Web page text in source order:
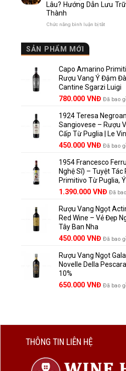
Người
và
chọn
đáng
giá?
au
rượu
vang
Pháp
và
những
yêu
vang
nên
Lâu? Hướng Dẫn Lưu
Thành
Chức năng bình luận bị tắtở
Được
Bao
Lâu?
Hướng
Dẫn
Trữ
Và
Trưởng
Thành
SẢN PHẨM MỚI
Capo Amarino
Rượu Vang Ý Đậm
Cantine Sgarzi Luigi
Giá
là:
858.000 VNĐ.
780.000 VNĐGiá
tại
là:
780.000
Đã bao
1924 Teresa
Sangiovese – Rượu
Cấp Từ Puglia | Le
Giá
là:
495.000 VNĐ.
450.000 VNĐGiá
tại
là:
450.000
Đã bao
1954 Francesco
Nghệ Sĩ) – Tuyệt Tác
Primitivo Từ Puglia, Ý
Giá
là:
1.529.000 VNĐ.
1.390.000 VNĐGiá
tại
là:
Đã
Rượu Vang Ngọt
Red Wine – Vẻ Đẹp
Tây Ban Nha
450.000 VNĐ Đã bao
Rượu Vang Ngọt
Novelle Della
10%
650.000 VNĐ Đã bao
THÔNG TIN LIÊN HỆ